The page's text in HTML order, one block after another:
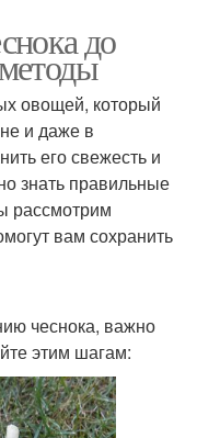
до
овощей, который
и даже в
его свежесть и
знать правильные
рассмотрим
вам сохранить
чеснока, важно
этим шагам: